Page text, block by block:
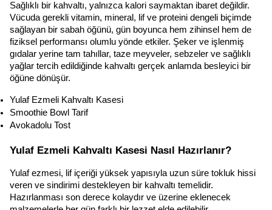
Sağlıklı bir kahvaltı, yalnızca kalori saymaktan ibaret değildir.
Vücuda gerekli vitamin, mineral, lif ve proteini dengeli biçimde
sağlayan bir sabah öğünü, gün boyunca hem zihinsel hem de
fiziksel performansı olumlu yönde etkiler. Şeker ve işlenmiş
gıdalar yerine tam tahıllar, taze meyveler, sebzeler ve sağlıklı
yağlar tercih edildiğinde kahvaltı gerçek anlamda besleyici bir
öğüne dönüşür.
Yulaf Ezmeli Kahvaltı Kasesi
Smoothie Bowl Tarif
Avokadolu Tost
Yulaf Ezmeli Kahvaltı Kasesi Nasıl Hazırlanır?
Yulaf ezmesi, lif içeriği yüksek yapısıyla uzun süre tokluk hissi
veren ve sindirimi destekleyen bir kahvaltı temelidir.
Hazırlanması son derece kolaydır ve üzerine eklenecek